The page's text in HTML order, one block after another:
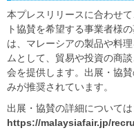
本プレスリリースに合わせ
ト協賛を希望する事業者様
は、マレーシアの製品や料
ムとして、貿易や投資の商
会を提供します。出展・協
みが推奨されています。
出展・協賛の詳細については
https://malaysiafair.jp/